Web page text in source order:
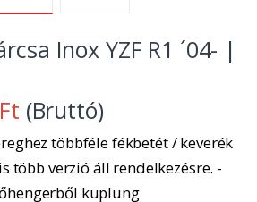
Inox YZF R1 ´04- |
(Bruttó)
többféle fékbetét / keverék
több verzió áll rendelkezésre. -
kuplung